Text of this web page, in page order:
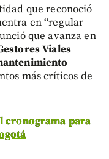
que reconoció
en “regular
que avanza en
Viales
más críticos de
cronograma para